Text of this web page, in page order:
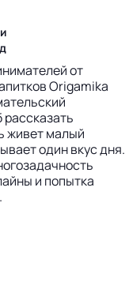
от
Origamika
живет малый
один вкус дня.
и попытка